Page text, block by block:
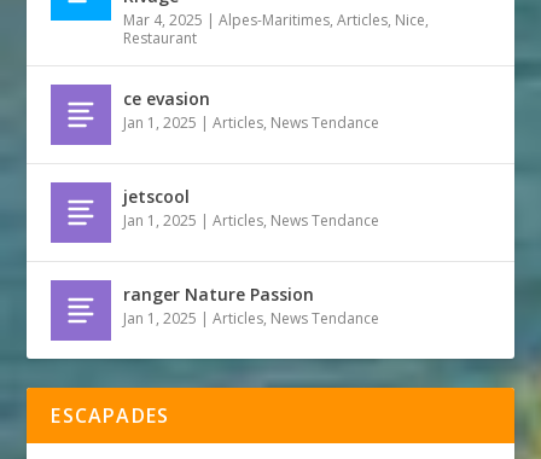
Mar 4, 2025 |Alpes-Maritimes,Articles, Nice,
Restaurant
ce evasion
Jan 1, 2025 |Articles, News Tendance
jetscool
Jan 1, 2025 |Articles, News Tendance
ranger Nature Passion
Jan 1, 2025 |Articles, News Tendance
ESCAPADES